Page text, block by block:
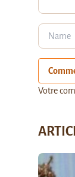
Votre